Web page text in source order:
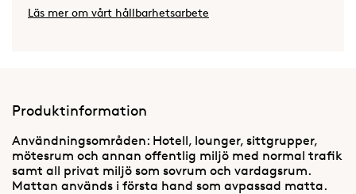
Läs mer om vårt hållbarhetsarbete
Produktinformation
Användningsområden: Hotell, lounger, sittgrupper,
mötesrum och annan offentlig miljö med normal trafik
samt all privat miljö som sovrum och vardagsrum.
Mattan används i första hand som avpassad matta.